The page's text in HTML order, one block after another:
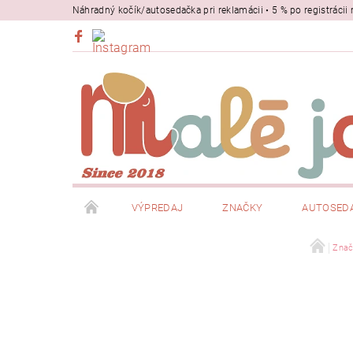
Náhradný kočík/autosedačka pri reklamácii • 5 % po
VÝPREDAJ ZNAČKY